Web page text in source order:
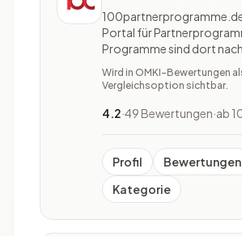
Portal für
Programme sind dort
wie Reise, Ernährung,
Kreditkarten geordnet.
auswählen. Das Portal
heraus. Zu den einzelnen Pr
Wird in OMKI-Bewertungen
Vergleichsoption sichtbar.
4.2·49 Bewertungen·ab
Profil
Bewertungen
Kategorie